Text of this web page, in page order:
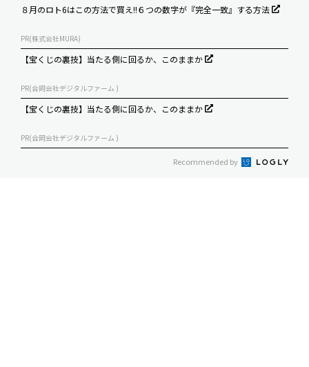
８月のロト6はこの方法で買え!!６つの数字が『完全一致』する方法
PR(株式会社MURA)
【宝くじの裏技】当たる側に回るか、このままか
PR(合同会社デジタルファーム )
【宝くじの裏技】当たる側に回るか、このままか
PR(合同会社デジタルファーム )
Recommended by